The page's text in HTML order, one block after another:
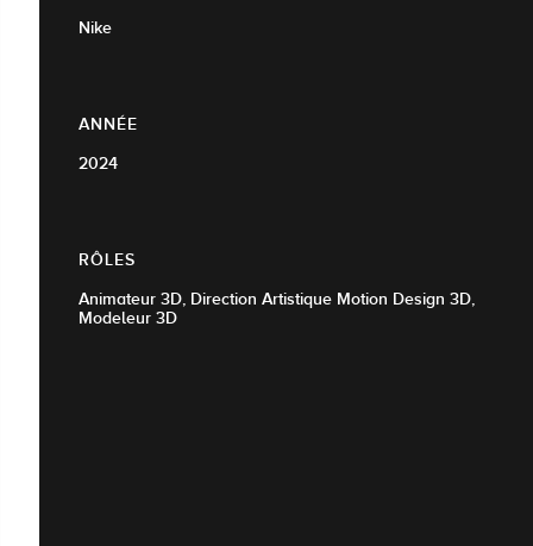
Nike
ANNÉE
2024
RÔLES
Animateur 3D, Direction Artistique Motion Design 3D,
Modeleur 3D